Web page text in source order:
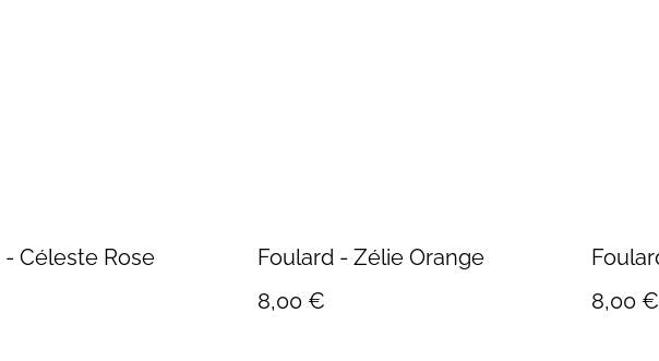
Foulard - Céleste Rose
Foulard - Zélie Orange
8,00 €
8,00 €